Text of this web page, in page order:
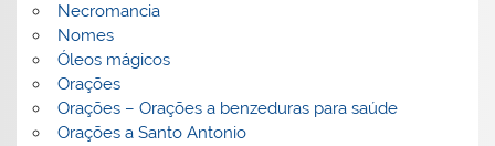
Necromancia
Nomes
Óleos mágicos
Orações
Orações – Orações a benzeduras para saúde
Orações a Santo Antonio